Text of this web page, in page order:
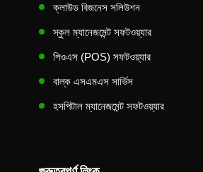
ক্লাউড বিজনেস সলিউশন
স্কুল ম্যানেজমেন্ট সফটওয়্যার
পিওএস (POS) সফটওয়্যার
বাল্ক এসএমএস সার্ভিস
হসপিটাল ম্যানেজমেন্ট সফটওয়্যার